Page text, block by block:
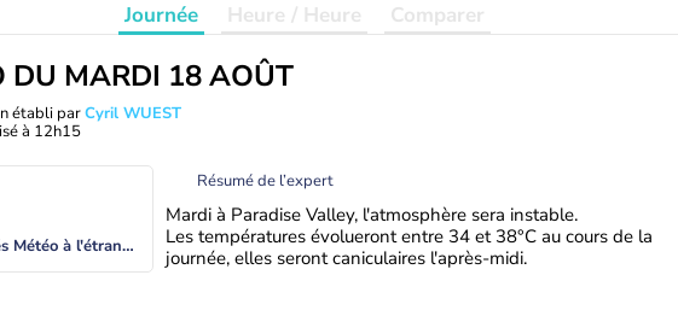
Journée Heure / Heure Comparer
DU MARDI 18 AOÛT
établi parCyril WUEST
à 12h15
Actualités Météo à l'étranger
Résumé de l’expert
Mardi à Paradise Valley, l'atmosphère sera instable.
Les températures évolueront entre 34 et 38°C au cours de la
journée, elles seront caniculaires l'après-midi.